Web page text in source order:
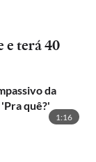
e terá 40
da
quê?'
1:16